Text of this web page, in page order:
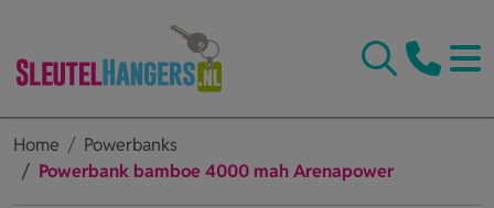
Home
Powerbanks
Powerbank bamboe 4000 mah Arenapower